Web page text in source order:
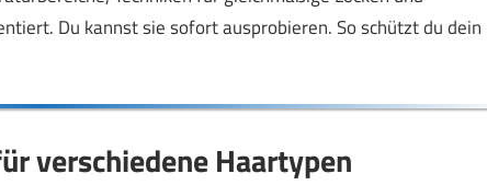
Du kannst sie sofort ausprobieren. So schützt du dein
verschiedene Haartypen